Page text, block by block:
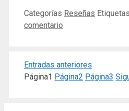
Categorías Reseñas Etiquetas
comentario
Entradas anteriores
Página1 Página2 Página3